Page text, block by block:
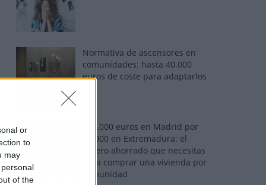
or
to
may
of the
Normativa de ascensores en
comunidades: hasta 40.000
euros de coste para adaptarlos
110.000 euros en Madrid por
31.000 en Extremadura: el
dinero ahorrado que necesitas
para comprar una vivienda por
comunidad